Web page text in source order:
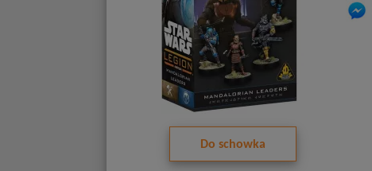
Do schowka